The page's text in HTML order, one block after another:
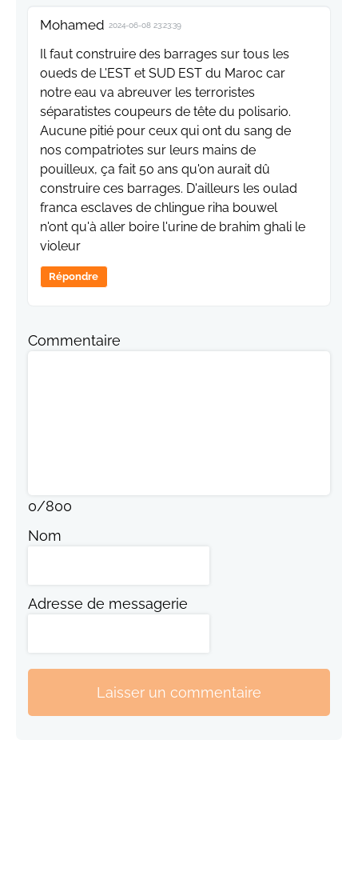
Mohamed 2024-06-08 23:23:39
Il faut construire des barrages sur tous les
oueds de L'EST et SUD EST du Maroc car
notre eau va abreuver les terroristes
séparatistes coupeurs de tête du polisario.
Aucune pitié pour ceux qui ont du sang de
nos compatriotes sur leurs mains de
pouilleux, ça fait 50 ans qu'on aurait dû
construire ces barrages. D'ailleurs les oulad
franca esclaves de chlingue riha bouwel
n'ont qu'à aller boire l'urine de brahim ghali le
violeur
Répondre
Commentaire
0/800
Nom
Adresse de messagerie
Laisser un commentaire